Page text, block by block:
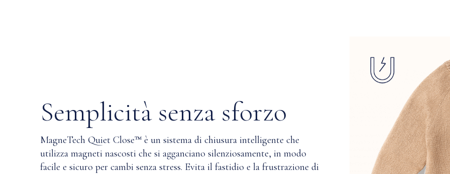
Semplicità senza sforzo
MagneTech Quiet Close™ è un sistema di chiusura intelligente che
utilizza magneti nascosti che si agganciano silenziosamente, in modo
facile e sicuro per cambi senza stress. Evita il fastidio e la frustrazione di